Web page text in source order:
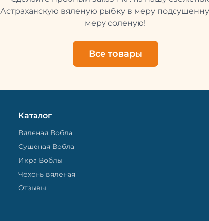
рыбу упаковывают в
пакет, чтобы она не
не просто вкусная
пример того, как
старые рецепты и
вкусно.
Астраханскую вяленую рыбку в меру
меру соленую!
Все товары
Каталог
Вяленая Вобла
Сушёная Вобла
Икра Воблы
Чехонь вяленая
Отзывы